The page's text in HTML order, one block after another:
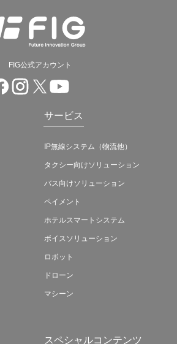
FIG公式アカウント
サービス
IP無線システム（物流他）
タクシー向けソリューション
バス向けソリューション
ペイメント
ホテルスマートシステム
ボイスソリューション
ロボット
ドローン
マシーン
スペシャルコンテンツ